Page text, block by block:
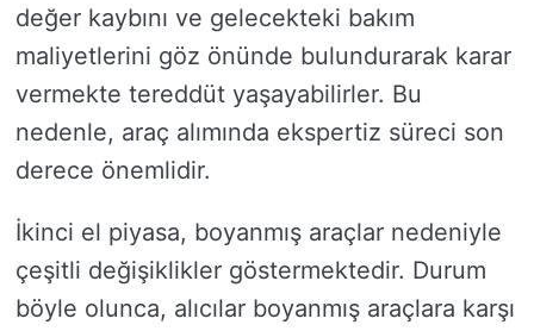
değer kaybını ve gelecekteki bakım
maliyetlerini göz önünde bulundurarak karar
vermekte tereddüt yaşayabilirler. Bu
nedenle, araç alımında ekspertiz süreci son
derece önemlidir.
İkinci el piyasa, boyanmış araçlar nedeniyle
çeşitli değişiklikler göstermektedir. Durum
böyle olunca, alıcılar boyanmış araçlara karşı